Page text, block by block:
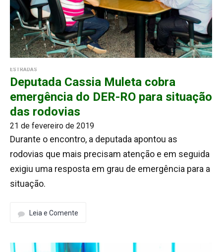
ESTRADAS
Deputada Cassia Muleta cobra
emergência do DER-RO para situação
das rodovias
21 de fevereiro de 2019
Durante o encontro, a deputada apontou as
rodovias que mais precisam atenção e em seguida
exigiu uma resposta em grau de emergência para a
situação.
Leia e Comente